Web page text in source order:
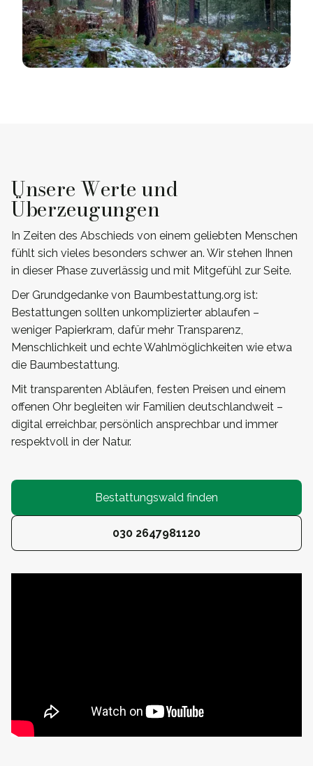
Unsere Werte und
Überzeugungen
In Zeiten des Abschieds von einem geliebten Menschen
fühlt sich vieles besonders schwer an. Wir stehen Ihnen
in dieser Phase zuverlässig und mit Mitgefühl zur Seite.
Der Grundgedanke von Baumbestattung.org ist:
Bestattungen sollten unkomplizierter ablaufen –
weniger Papierkram, dafür mehr Transparenz,
Menschlichkeit und echte Wahlmöglichkeiten wie etwa
die Baumbestattung.
Mit transparenten Abläufen, festen Preisen und einem
offenen Ohr begleiten wir Familien deutschlandweit –
digital erreichbar, persönlich ansprechbar und immer
respektvoll in der Natur.
Bestattungswald finden
030 2647981120